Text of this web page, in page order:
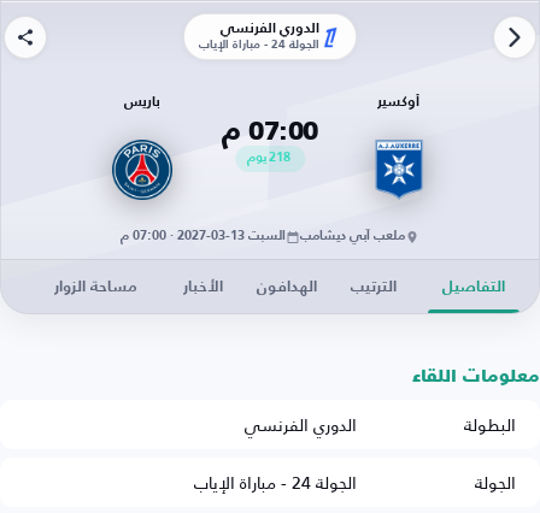
الدوري الفرنسي
الجولة 24 - مباراة الإياب
أوكسير
07:00 م
218يوم
باريس
ملعب آبي ديشامب السبت 13-03-2027 · 07:00 م
التفاصيل الترتيب الهدافون الأخبار مساحة الزوار
معلومات اللقاء
البطولة
الدوري الفرنسي
الجولة
الجولة 24 - مباراة الإياب